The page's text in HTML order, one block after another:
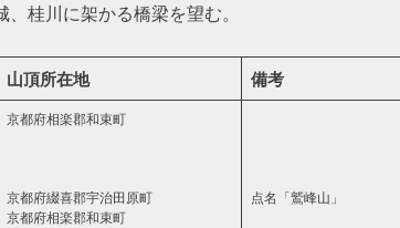
桂川に架かる橋梁を望む。
山頂所在地 備考
京都府相楽郡和束町
京都府綴喜郡宇治田原町
京都府相楽郡和束町
点名「鷲峰山」